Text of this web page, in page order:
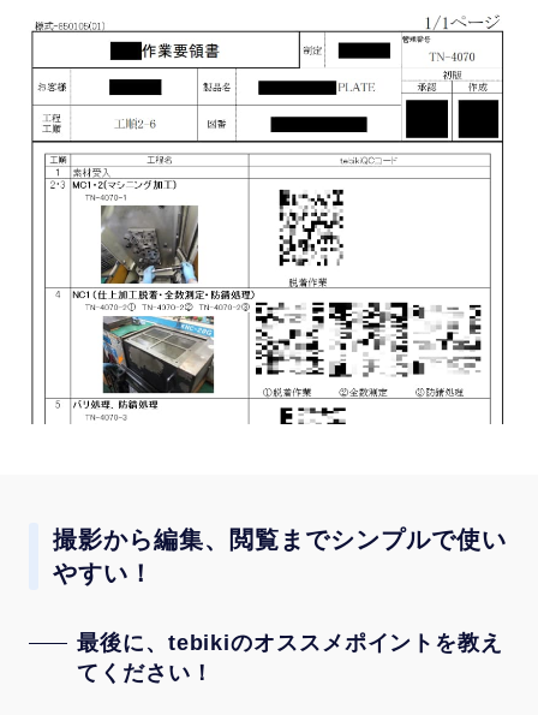
撮影から編集、閲覧までシンプルで使い
やすい！
最後に、tebikiのオススメポイントを教え
てください！